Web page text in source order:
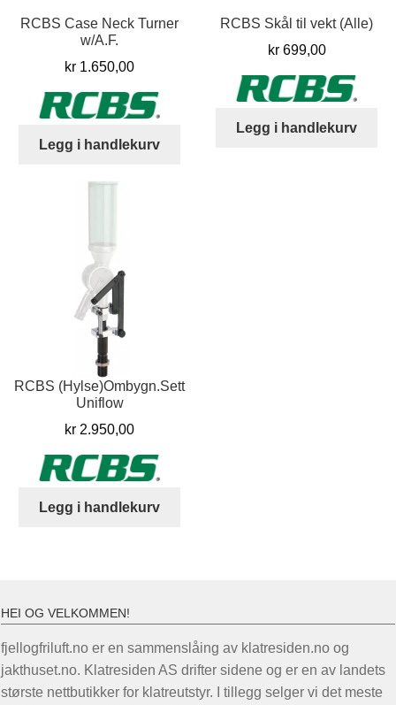
RCBS Case Neck Turner
w/A.F.
kr 1.650,00
Legg i handlekurv
RCBS Skål til vekt (Alle)
kr699,00
Legg i handlekurv
RCBS (Hylse)Ombygn.Sett
Uniflow
kr 2.950,00
Legg i handlekurv
HEI OG VELKOMMEN!
fjellogfriluft.no er en sammenslåing av klatresiden.no og
jakthuset.no. Klatresiden AS drifter sidene og er en av landets
største nettbutikker for klatreutstyr. I tillegg selger vi det meste